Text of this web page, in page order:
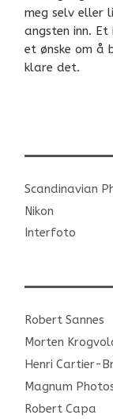
meg selv eller
angsten inn.
et ønske om å
klare det.
Scandinavian
Nikon
Interfoto
Robert Sannes
Morten
Henri Cartier-
Magnum
Robert Capa